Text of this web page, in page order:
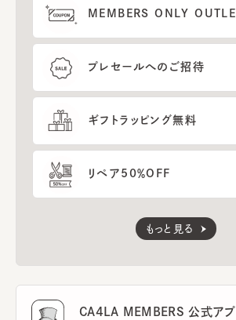
MEMBERS ONLY
プレセールへのご招待
ギフトラッピング無料
リペア50％OFF
もっと見る
CA4LA MEMBERS 公式アプ